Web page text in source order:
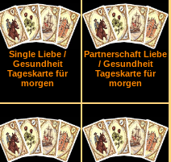
Single Liebe /
Gesundheit
Tageskarte für
morgen
Partnerschaft Liebe
/ Gesundheit
Tageskarte für
morgen